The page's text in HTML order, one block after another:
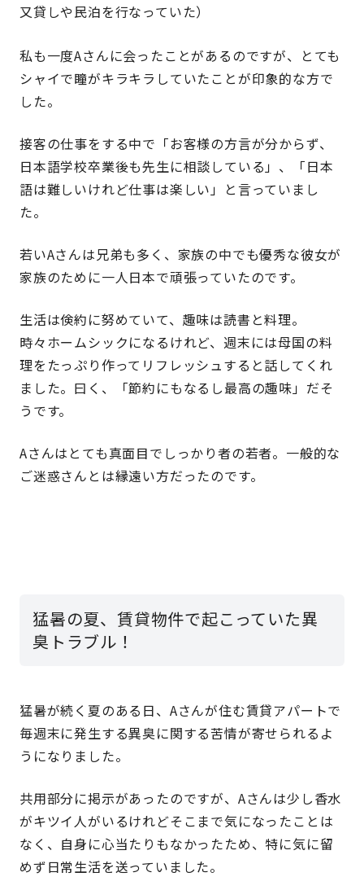
又貸しや民泊を行なっていた）
私も一度Aさんに会ったことがあるのですが、とても
シャイで瞳がキラキラしていたことが印象的な方で
した。
接客の仕事をする中で「お客様の方言が分からず、
日本語学校卒業後も先生に相談している」、「日本
語は難しいけれど仕事は楽しい」と言っていまし
た。
若いAさんは兄弟も多く、家族の中でも優秀な彼女が
家族のために一人日本で頑張っていたのです。
生活は倹約に努めていて、趣味は読書と料理。
時々ホームシックになるけれど、週末には母国の料
理をたっぷり作ってリフレッシュすると話してくれ
ました。曰く、「節約にもなるし最高の趣味」だそ
うです。
Aさんはとても真面目でしっかり者の若者。一般的な
ご迷惑さんとは縁遠い方だったのです。
猛暑の夏、賃貸物件で起こっていた異
臭トラブル！
猛暑が続く夏のある日、Aさんが住む賃貸アパートで
毎週末に発生する異臭に関する苦情が寄せられるよ
うになりました。
共用部分に掲示があったのですが、Aさんは少し香水
がキツイ人がいるけれどそこまで気になったことは
なく、自身に心当たりもなかったため、特に気に留
めず日常生活を送っていました。